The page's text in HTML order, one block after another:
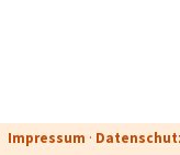
Impressum ·